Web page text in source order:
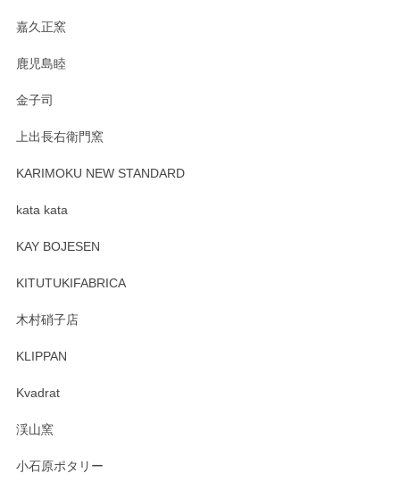
が、 しっかり梱包されていたので割れてはないと思います。
頂き誠にありがとうございます。 そしてレビュ
しくお願いいたします。
淡いグリーンのカラーがとても可愛いです❤️ ありがとうござ
嘉久正窯
鹿児島睦
金子司
上出長右衛門窯
KARIMOKU NEW STANDARD
kata kata
KAY BOJESEN
KITUTUKIFABRICA
木村硝子店
KLIPPAN
Kvadrat
渓山窯
小石原ポタリー